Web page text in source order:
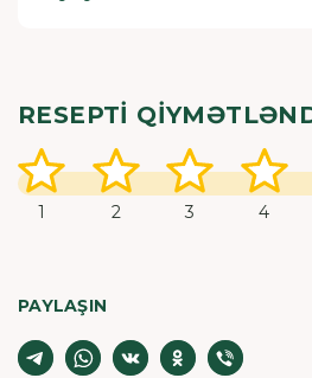
RESEPTI
1 2 3 4
PAYLAŞIN